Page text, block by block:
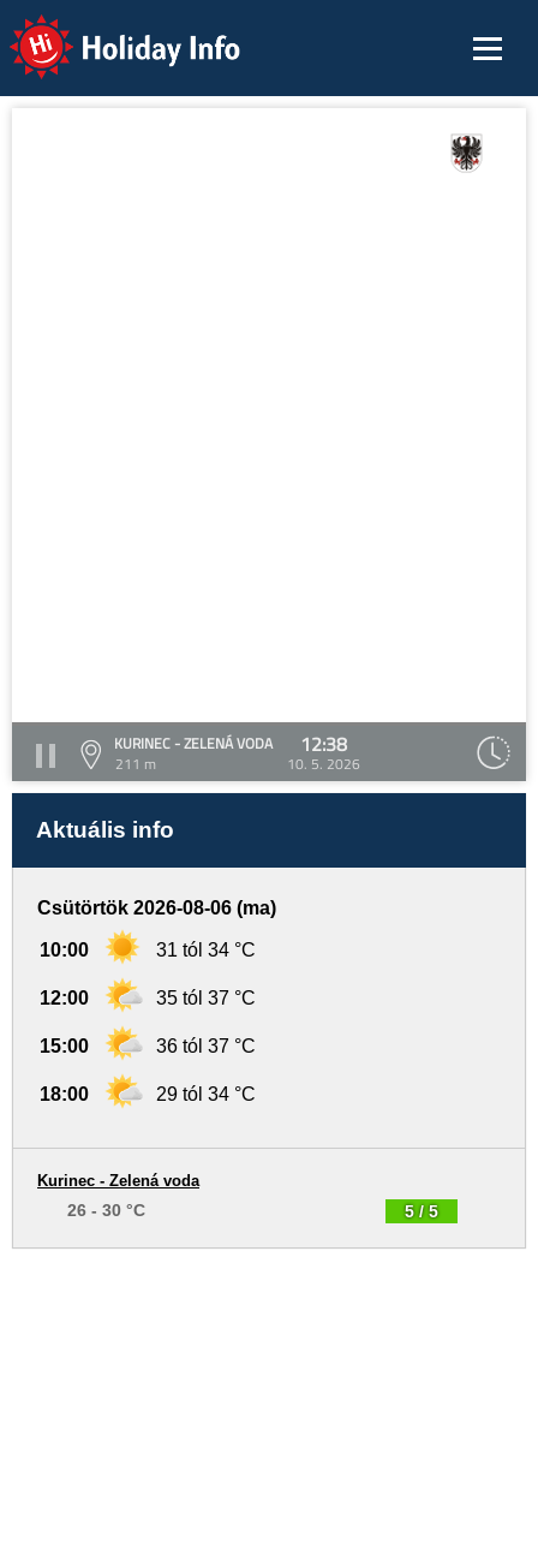
Holiday Info
KURINEC - ZELENÁ VODA
211 m
12:38
10. 5. 2026
Aktuális info
Csütörtök 2026-08-06 (ma)
10:00 31 tól 34 °C
12:00 35 tól 37 °C
15:00 36 tól 37 °C
18:00 29 tól 34 °C
5 / 5
Kurinec - Zelená voda
26 - 30 °C